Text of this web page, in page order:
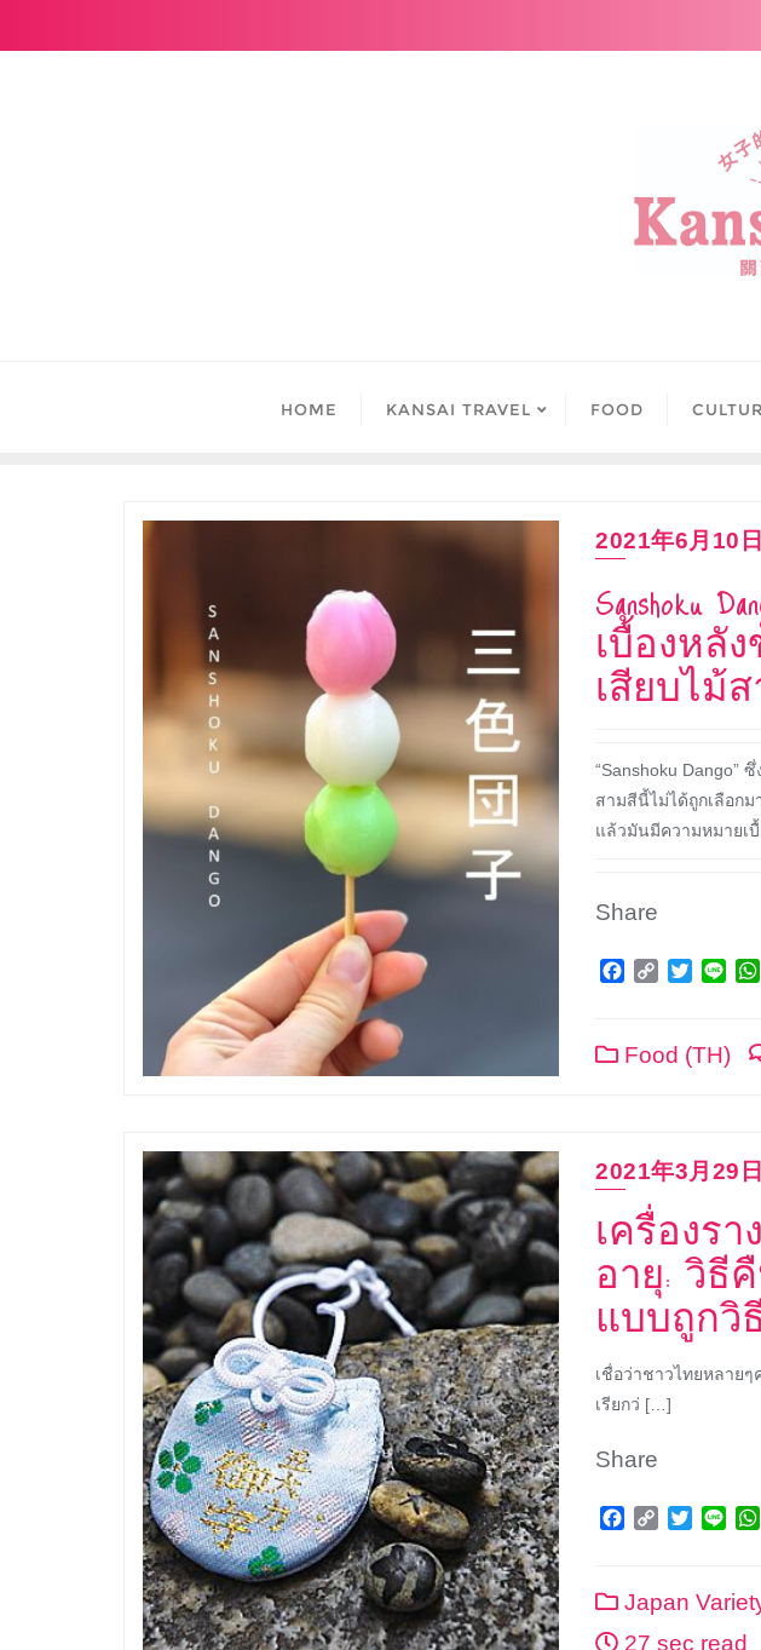
HOME KANSAI TRAVEL FOOD
2021年6月10日
Sanshoku
เบื้องหลั
เสียบไม้
“Sanshoku Dango”
สามสีนี้ไม่ได้ถูกเลือก
แล้วมันมีความหมายเบื้
Share
Facebook
Copy TwitterLine
Food (TH)
2021年3月29日
เครื่องร
อายุ: วิธี
แบบถูกวิ
เชื่อว่าชาวไทยหลาย
เรียกว่ […]
Share
Facebook
Copy TwitterLine
Japan
27 sec read